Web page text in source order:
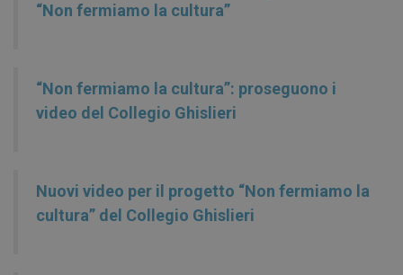
“Non fermiamo la cultura”
“Non fermiamo la cultura”: proseguono i
video del Collegio Ghislieri
Nuovi video per il progetto “Non fermiamo la
cultura” del Collegio Ghislieri